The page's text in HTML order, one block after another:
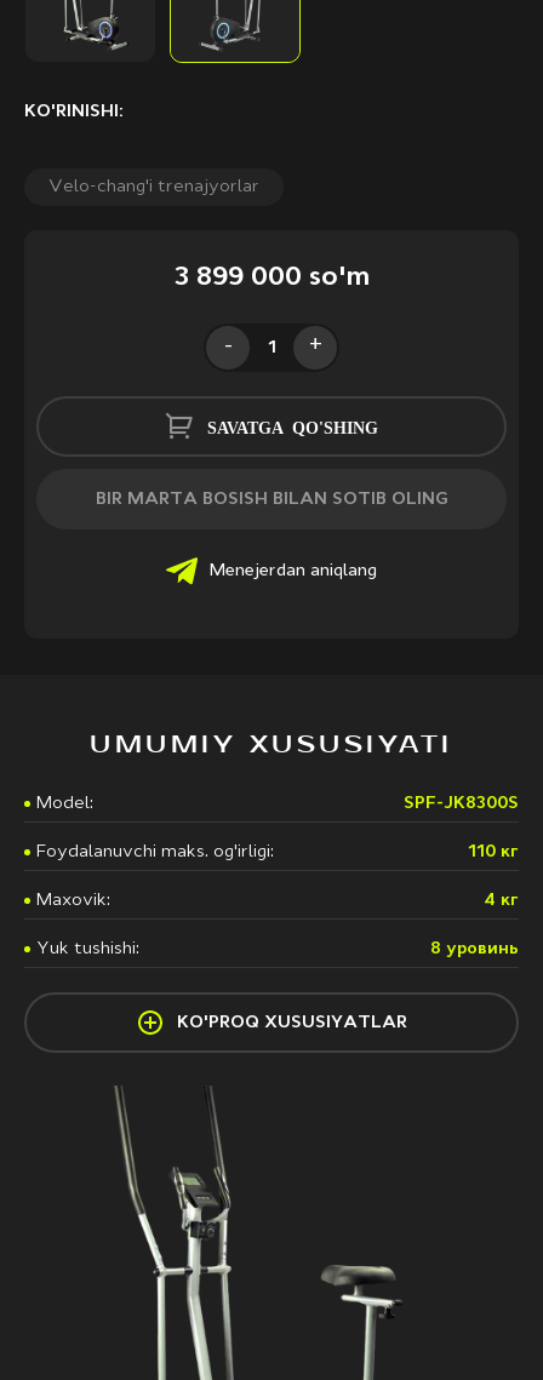
Velo-chang'i trenajyorlar
KO'RINISHI:
3 899 000 so'm
- +
Menejerdan aniqlang
SAVATGA QO'SHING
BIR MARTA BOSISH BILAN SOTIB OLING
UMUMIY XUSUSIYATI
Model: SPF-JK8300S
Foydalanuvchi maks. og'irligi: 110 кг
Maxovik: 4 кг
Yuk tushishi: 8 урoвинь
KO'PROQ XUSUSIYATLAR